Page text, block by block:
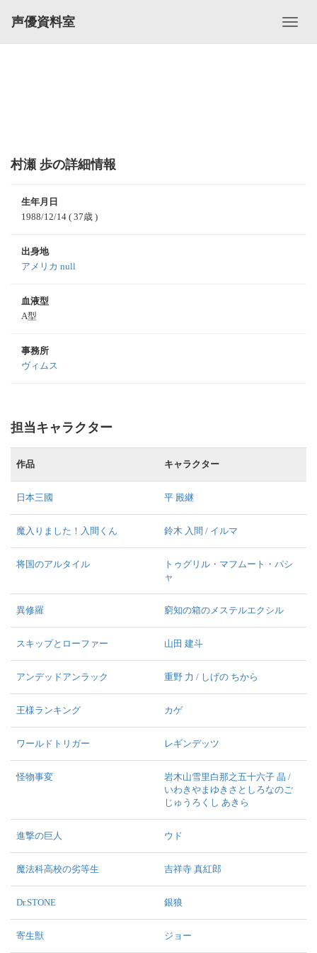
声優資料室
村瀬 歩の詳細情報
生年月日
1988/12/14 ( 37歳 )
出身地
アメリカ null
血液型
A型
事務所
ヴィムス
担当キャラクター
作品 キャラクター
日本三國 平 殿継
魔入りました！入間くん 鈴木 入間 / イルマ
将国のアルタイル
トゥグリル・マフムート・パシ
ャ
異修羅 窮知の箱のメステルエクシル
スキップとローファー 山田 建斗
アンデッドアンラック 重野 力 / しげの ちから
王様ランキング カゲ
ワールドトリガー レギンデッツ
怪物事変
岩木山雪里白那之五十六子 晶 /
いわきやまゆきさとしろなのご
じゅうろくし あきら
進撃の巨人 ウド
魔法科高校の劣等生 吉祥寺 真紅郎
Dr.STONE 銀狼
寄生獣 ジョー